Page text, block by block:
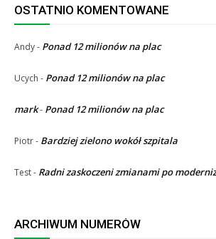
OSTATNIO KOMENTOWANE
Andy- Ponad 12 milionów na plac
Ucych - Ponad 12 milionów na plac
mark- Ponad 12 milionów na plac
Piotr- Bardziej zielono wokół szpitala
Test- Radni zaskoczeni zmianami po
ARCHIWUM NUMERÓW